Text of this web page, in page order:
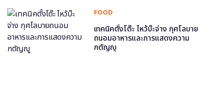
FOOD
เทคนิคตั้งโต๊ะ ไหว้บ๊ะจ่าง กุศโลบาย
ถนอมอาหารและการแสดงความ
กตัญญู